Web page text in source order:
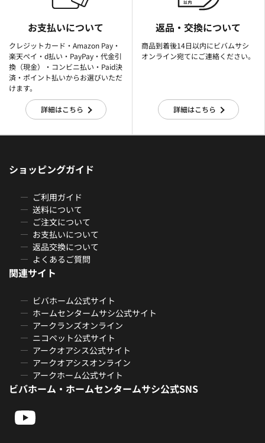
お支払いについて
クレジットカード・Amazon Pay・
楽天ぺイ・d払い・PayPay・代金引
換（現金）・コンビニ払い・Paid決
済・ポイント払いからお選びいただ
けます。
詳細はこちら
返品・交換について
商品到着後14日以内にビバムサシ
オンライン宛てにご連絡ください。
詳細はこちら
ショッピングガイド
ご利用ガイド
送料について
ご注文について
お支払いについて
返品交換について
よくあるご質問
関連サイト
ビバホーム公式サイト
ホームセンタームサシ公式サイト
アークランズオンライン
ニコペット公式サイト
アークオアシス公式サイト
アークオアシスオンライン
アークホーム公式サイト
ビバホーム・ホームセンタームサシ公式SNS